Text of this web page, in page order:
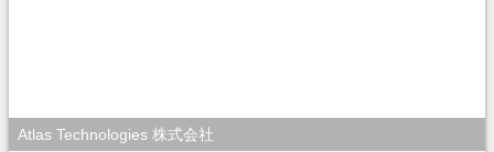
Atlas Technologies 株式会社